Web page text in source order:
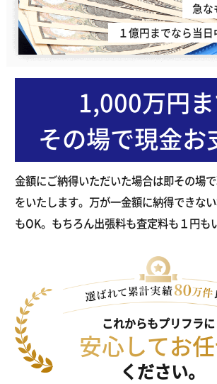
急な
１億円までなら当
1,000万円
その場で現金お
金額にご納得いただいた場合は即その場
をいたします。万が一金額に納得できな
もOK。もちろん出張料も査定料も１円も
これからもプリフラに
安心してお
ください。